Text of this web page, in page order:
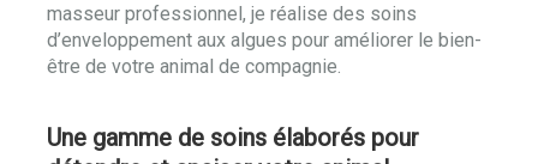
masseur professionnel, je réalise des soins
d’enveloppement aux algues pour améliorer le bien-
être de votre animal de compagnie.
Une gamme de soins élaborés pour